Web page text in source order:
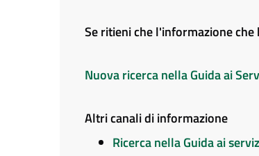
Se ritieni che l'informazione
Nuova ricerca nella Guida ai
Altri canali di informazione
Ricerca nella Guida ai